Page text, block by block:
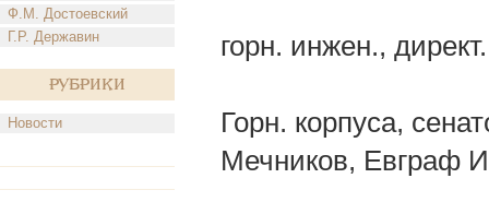
Ф.М. Достоевский
Г.Р. Державин
Рубрики
Новости
горн. инжен., директ.
Горн. корпуса,
Мечников, Евграф